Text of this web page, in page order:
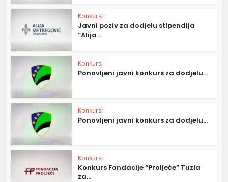
Konkursi
Javni poziv za dodjelu stipendija
“Alija...
Konkursi
Ponovljeni javni konkurs za dodjelu...
Konkursi
Ponovljeni javni konkurs za dodjelu...
Konkursi
Konkurs Fondacije “Proljeće” Tuzla
za...